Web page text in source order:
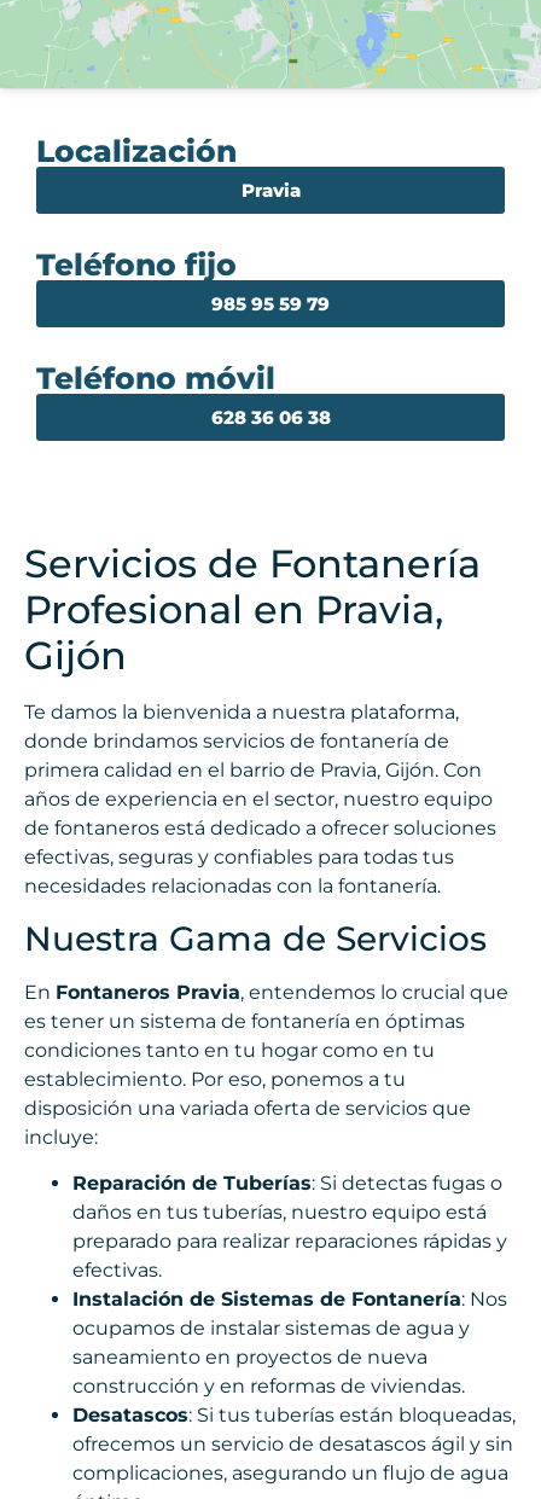
Localización
Pravia
Teléfono fijo
985 95 59 79
Teléfono móvil
628 36 06 38
Servicios de Fontanería
Profesional en Pravia,
Gijón
Te damos la bienvenida a nuestra plataforma,
donde brindamos servicios de fontanería de
primera calidad en el barrio de Pravia, Gijón. Con
años de experiencia en el sector, nuestro equipo
de fontaneros está dedicado a ofrecer soluciones
efectivas, seguras y confiables para todas tus
necesidades relacionadas con la fontanería.
Nuestra Gama de Servicios
En Fontaneros Pravia, entendemos lo crucial que
es tener un sistema de fontanería en óptimas
condiciones tanto en tu hogar como en tu
establecimiento. Por eso, ponemos a tu
disposición una variada oferta de servicios que
incluye:
Reparación de Tuberías: Si detectas fugas o
daños en tus tuberías, nuestro equipo está
preparado para realizar reparaciones rápidas y
efectivas.
Instalación de Sistemas de Fontanería: Nos
ocupamos de instalar sistemas de agua y
saneamiento en proyectos de nueva
construcción y en reformas de viviendas.
Desatascos: Si tus tuberías están bloqueadas,
ofrecemos un servicio de desatascos ágil y sin
complicaciones, asegurando un flujo de agua